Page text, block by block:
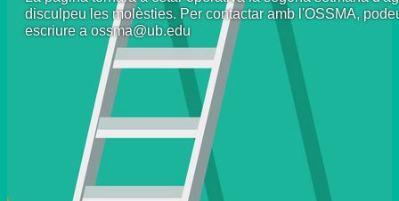
disculpeu les molèsties. Per contactar amb l'OSSMA,
escriure a ossma@ub.edu